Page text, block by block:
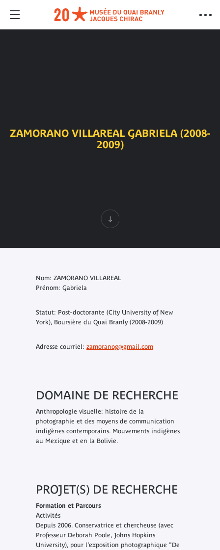
ZAMORANO VILLAREAL GABRIELA (2008-
2009)
Nom: ZAMORANO VILLAREAL
Prénom: Gabriela
Statut: Post-doctorante (City University of New
York), Boursière du Quai Branly (2008-2009)
Adresse courriel: zamoranog@gmail.com
DOMAINE DE RECHERCHE
Anthropologie visuelle: histoire de la
photographie et des moyens de communication
indigènes contemporains. Mouvements indigènes
au Mexique et en la Bolivie.
PROJET(S) DE RECHERCHE
Formation et Parcours
Activités
Depuis 2006. Conservatrice et chercheuse (avec
Professeur Deborah Poole, Johns Hopkins
University), pour l’exposition photographique "De